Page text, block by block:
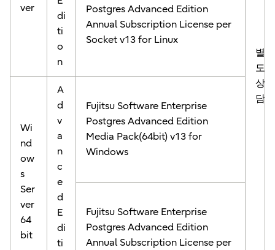
ver
di
ti
o
n
별
도
상
담
Postgres Advanced Edition
Annual Subscription License per
Socket v13 for Linux
Wi
nd
ow
s
Ser
ver
64
bit
A
d
v
a
n
c
e
d
E
di
ti
Fujitsu Software Enterprise
Postgres Advanced Edition
Media Pack(64bit) v13 for
Windows
Fujitsu Software Enterprise
Postgres Advanced Edition
Annual Subscription License per